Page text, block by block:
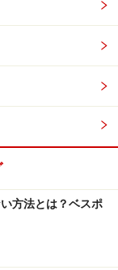
方法とは？ベスポ